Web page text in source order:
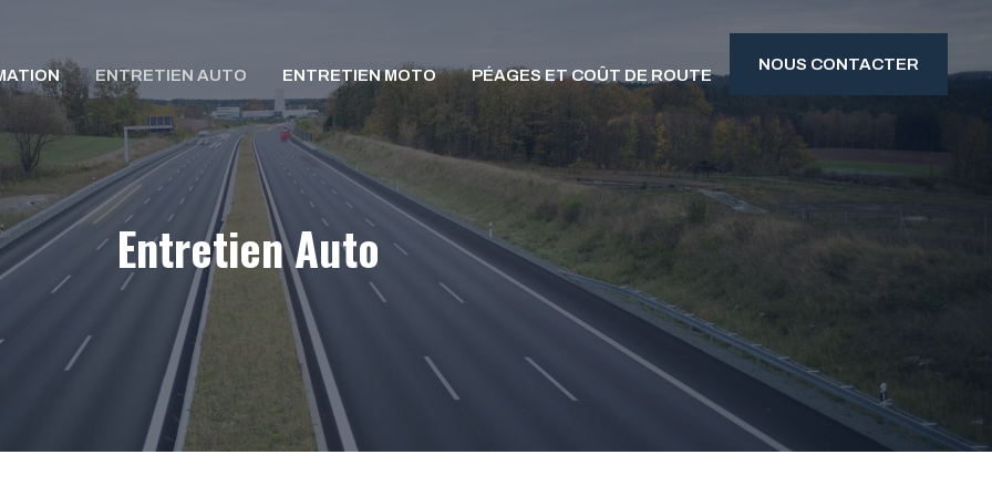
ENTRETIEN AUTO ENTRETIEN MOTO PÉAGES ET COÛT DE ROUTE
NOUS CONTACTER
Entretien Auto